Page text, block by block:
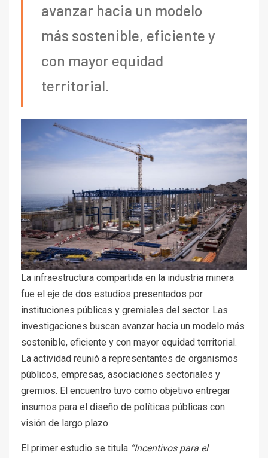
avanzar hacia un modelo
más sostenible, eficiente y
con mayor equidad
territorial.
La infraestructura compartida en la industria minera
fue el eje de dos estudios presentados por
instituciones públicas y gremiales del sector. Las
investigaciones buscan avanzar hacia un modelo más
sostenible, eficiente y con mayor equidad territorial.
La actividad reunió a representantes de organismos
públicos, empresas, asociaciones sectoriales y
gremios. El encuentro tuvo como objetivo entregar
insumos para el diseño de políticas públicas con
visión de largo plazo.
El primer estudio se titula “Incentivos para el